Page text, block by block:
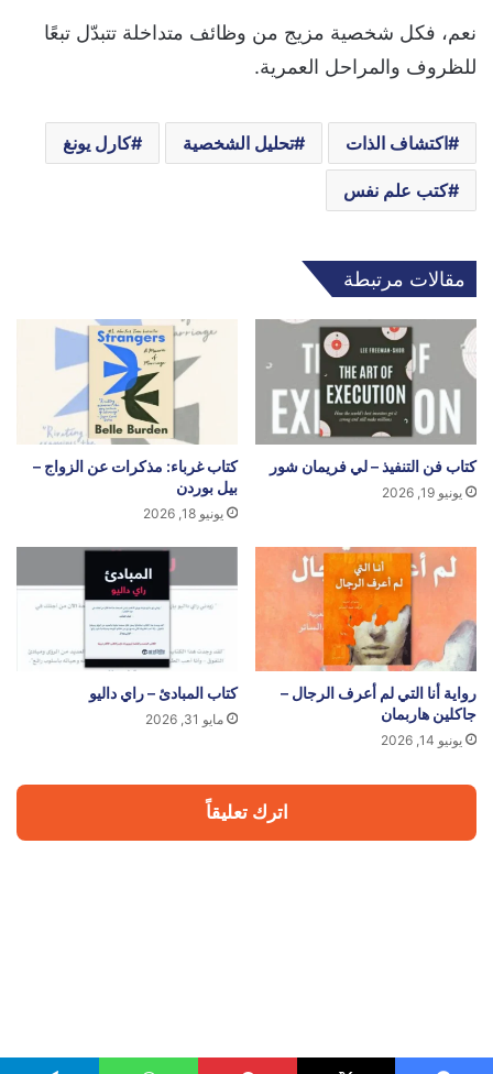
نعم، فكل شخصية مزيج من وظائف متداخلة تتبدّل تبعًا
للظروف والمراحل العمرية.
اكتشاف الذات تحليل الشخصية كارل يونغ
كتب علم نفس
مقالات مرتبطة
كتاب فن التنفيذ – لي فريمان شور
يونيو 19, 2026
كتاب غرباء: مذكرات عن الزواج –
بيل بوردن
يونيو 18, 2026
رواية أنا التي لم أعرف الرجال –
جاكلين هاربمان
يونيو 14, 2026
كتاب المبادئ – راي داليو
مايو 31, 2026
اترك تعليقاً